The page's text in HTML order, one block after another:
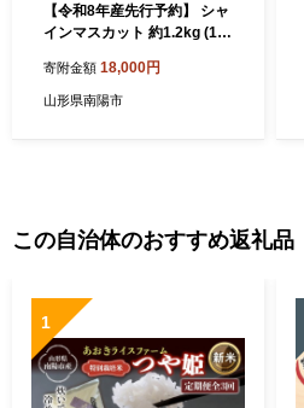
【令和8年産先行予約】 シャ
インマスカット 約1.2kg (1～
11月中旬発送》 『フードシ
ステムズ』 マスカット 葡萄
寄附金額 18,000円
山形県南陽市
この自治体のおすすめ返礼品
1